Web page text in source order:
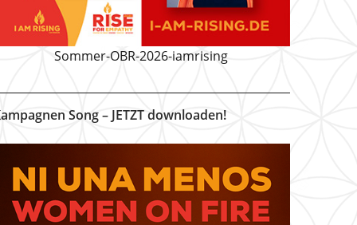
Sommer-OBR-2026-iamrising
Song – JETZT downloaden!